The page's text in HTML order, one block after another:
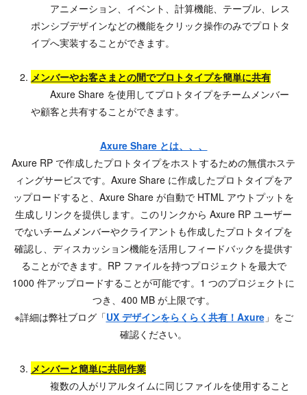
アニメーション、イベント、計算機能、テーブル、レス
ポンシブデザインなどの機能をクリック操作のみでプロトタ
イプへ実装することができます。
メンバーやお客さまとの間でプロトタイプを簡単に共有
Axure Share を使用してプロトタイプをチームメンバー
や顧客と共有することができます。
Axure Share とは、、、
Axure RP で作成したプロトタイプをホストするための無償ホステ
ィングサービスです。Axure Share に作成したプロトタイプをア
ップロードすると、Axure Share が自動で HTML アウトプットを
生成しリンクを提供します。このリンクから Axure RP ユーザー
でないチームメンバーやクライアントも作成したプロトタイプを
確認し、ディスカッション機能を活用しフィードバックを提供す
ることができます。RP ファイルを持つプロジェクトを最大で
1000 件アップロードすることが可能です。1 つのプロジェクトに
つき、400 MB が上限です。
※詳細は弊社ブログ「UX デザインをらくらく共有！Axure」をご
確認ください。
メンバーと簡単に共同作業
複数の人がリアルタイムに同じファイルを使用すること